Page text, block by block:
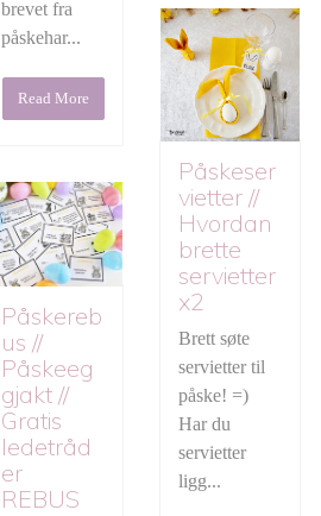
brevet fra
påskehar...
Read More
Påskeser
vietter //
Hvordan
brette
servietter
x2
Brett søte
servietter til
påske! =)
Har du
servietter
ligg...
Påskereb
us //
Påskeeg
gjakt //
Gratis
ledetråd
er
REBUS